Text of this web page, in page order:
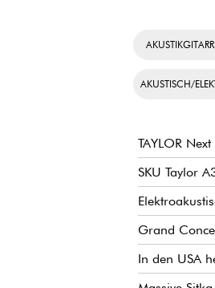
AKUSTISCH/
TAYLOR
SKU Taylor
Grand
In den USA